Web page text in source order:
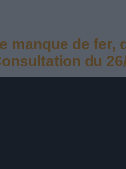
manque de fer,
du